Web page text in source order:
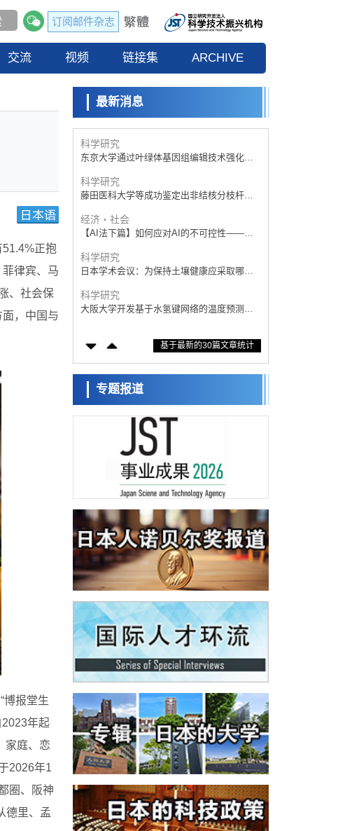
交流 视频 链接集 ARCHIVE
订阅邮件杂志
正抱
律宾、马
、社会保
，中国与
博报堂生
2023年起
家庭、恋
2026年1
圈、阪神
德里、孟
最新消息
央大学平野晋教授专访
科学研究
【JST事业成果】开发低成本与低功耗的新型
AI处理器
促进青年研究人员赴海外开展研究
经济・社会
铁道综研新任理事长芦谷公稔：依托超导和
防灾等核心优势服务社会
科学研究
东京大学通过叶绿体基因组编辑技术强化碳
科学研究
藤田医科大学等成功鉴定出非结核分枝杆菌
因菌株而异
经济・社会
【AI法下篇】如何应对AI的不可控性——中
科学研究
日本学术会议：为保持土壤健康应采取哪些
科学研究
大阪大学开发基于水氢键网络的温度预测新
【AI法上篇】如何对“将人生交给AI”保持危机
庆应义塾大学阐明脑内“游击手”小胶质细胞包
裹保护受损神经细胞的机制，有望用于开发
科学研究
日本东北大学与横滨橡胶全球首次从纳米尺
度揭示橡胶—黄铜粘接界面劣化抑制机制，
为提升轮胎安全性与耐久性的材料设计开辟
近畿大学等发现植物染料“日本茜”的红色成分
可抑制老化与炎症，有望成为新型功能性材
群马大学开发针对难治性癫痫的新型基因疗
法，利用超小型GAD67启动子抑制发作
科学研究
九州大学揭示夜间眼压升高机制：两种激素
波动叠加所致
科学研究
东京都产技研采用新手法开发出可稳定工作
至300℃的介电材料，已验证电容器可在汽车
发动机等高温环境下工作
日本生成式AI使用者占比一年内翻倍，但与
中美德仍有较大差距
政策
日本修订首都直下型地震紧急对策：目标为
死亡人数至少减半，重点强化火灾防控
科学研究
制，阐明即便DNA相同反应迥异之谜
科学研究
神户大学确认口服癌症疫苗B440单药给药的
安全性，在转移性尿路上皮癌患者中开展临
床试验
政策
日本发布《令和8年版科学技术与创新白皮
书》，解读第七期基本计划首年度政策方向
科学研究
东京大学发现可诱导细胞死亡的新型信使物
质
科学研究
基于最新的30篇文章统计
专题报道